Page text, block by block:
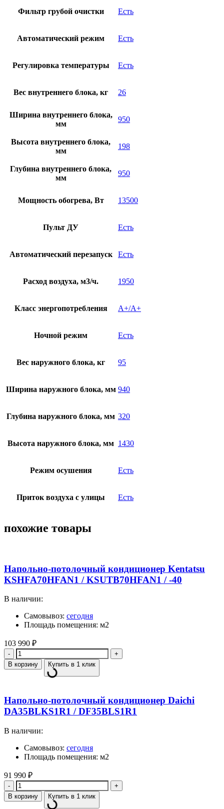
Фильтр грубой очистки Есть
Автоматический режим Есть
Регулировка температуры Есть
Вес внутреннего блока, кг 26
Ширина внутреннего блока,
мм
950
Высота внутреннего блока,
мм
198
Глубина внутреннего блока,
мм
950
Мощность обогрева, Вт 13500
Пульт ДУ Есть
Автоматический перезапуск Есть
Расход воздуха, м3/ч. 1950
Класс энергопотребления A+/A+
Ночной режим Есть
Вес наружного блока, кг 95
Ширина наружного блока, мм 940
Глубина наружного блока, мм 320
Высота наружного блока, мм 1430
Режим осушения Есть
Приток воздуха с улицы Есть
похожие товары
Напольно-потолочный кондиционер Kentatsu
KSHFA70HFAN1 / KSUTB70HFAN1 / -40
В наличии:
Самовывоз: сегодня
Площадь помещения: м2
103 990 ₽
Количество
В корзину Купить в 1 клик
Напольно-потолочный кондиционер Daichi
DA35BLKS1R1 / DF35BLS1R1
В наличии:
Самовывоз: сегодня
Площадь помещения: м2
91 990 ₽
Количество
В корзину Купить в 1 клик